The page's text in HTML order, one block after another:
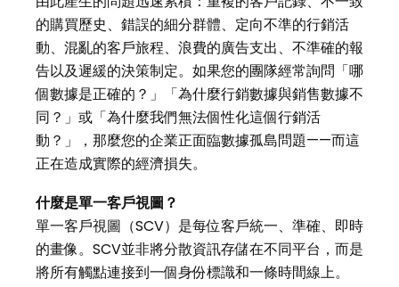
的購買歷史、錯誤的細分群體、定向不準的行銷活
動、混亂的客戶旅程、浪費的廣告支出、不準確的報
告以及遲緩的決策制定。如果您的團隊經常詢問「哪
個數據是正確的？」「為什麼行銷數據與銷售數據不
同？」或「為什麼我們無法個性化這個行銷活
動？」，那麼您的企業正面臨數據孤島問題——而這
正在造成實際的經濟損失。
什麼是單一客戶視圖？
單一客戶視圖（SCV）是每位客戶統一、準確、即時
的畫像。SCV並非將分散資訊存儲在不同平台，而是
將所有觸點連接到一個身份標識和一條時間線上。